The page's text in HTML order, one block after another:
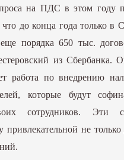
на ПДС в этом году
до конца года только в
еще порядка 650 тыс.
из Сбербанка.
работа по внедрению
которые будут
сотрудников. Эти
привлекательной не